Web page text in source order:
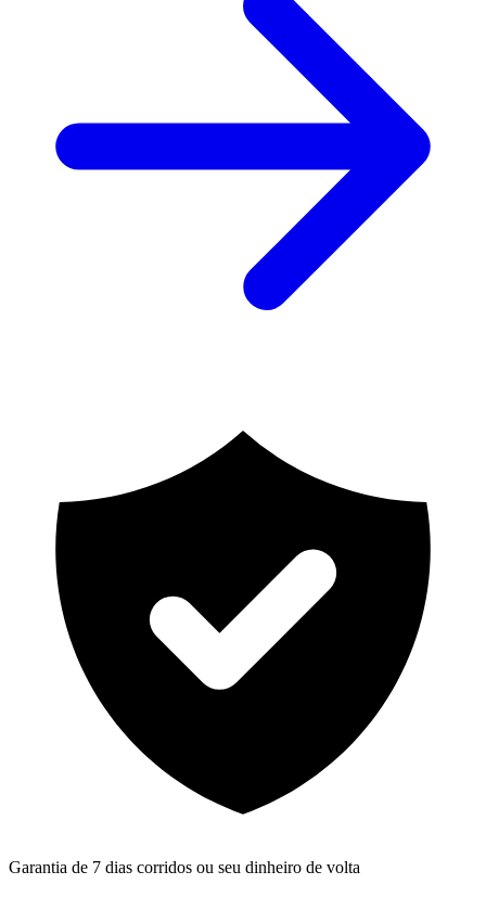
Garantia de 7 dias corridos ou seu dinheiro de volta